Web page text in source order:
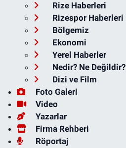
Rize Haberleri
Rizespor Haberleri
Bölgemiz
Ekonomi
Yerel Haberler
Nedir? Ne Değildir?
Dizi ve Film
Foto Galeri
Video
Yazarlar
Firma Rehberi
Röportaj